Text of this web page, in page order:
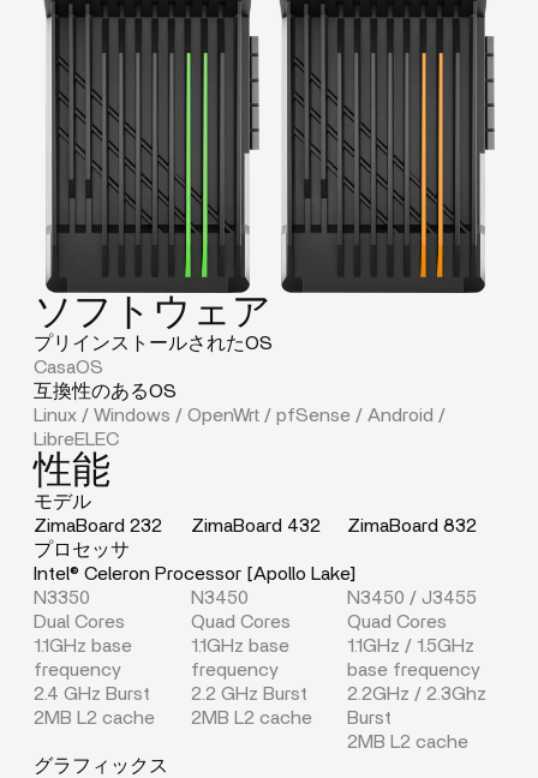
ソフトウェア
プリインストールされたOS
CasaOS
互換性のあるOS
Linux / Windows / OpenWrt / pfSense / Android /
LibreELEC
性能
モデル
ZimaBoard 232
ZimaBoard 432
ZimaBoard 832
プロセッサ
Intel® Celeron Processor [Apollo Lake]
N3350
Dual Cores
1.1GHz base
frequency
2.4 GHz Burst
2MB L2 cache
N3450
Quad Cores
1.1GHz base
frequency
2.2 GHz Burst
2MB L2 cache
N3450 / J3455
Quad Cores
1.1GHz / 1.5GHz
base frequency
2.2GHz / 2.3Ghz
Burst
2MB L2 cache
グラフィックス